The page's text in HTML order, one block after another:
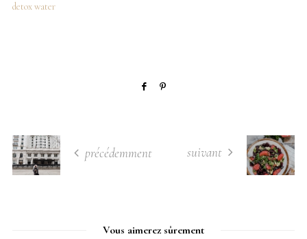
detox water
précédemment suivant
Vous aimerez sûrement